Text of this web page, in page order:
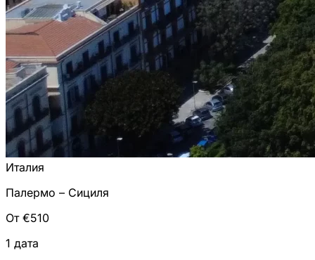
Италия
Палермо – Сициля
От €510
1 дата